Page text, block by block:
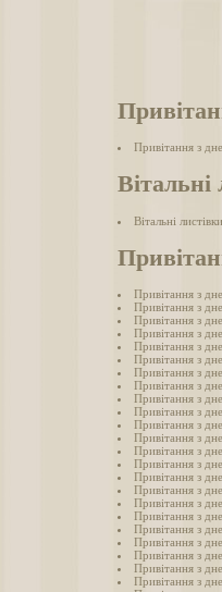
Привітання з
Вітальні
Вітальні
Привітання з
Привітання з
Привітання з
Привітання з
Привітання з
Привітання з
Привітання з
Привітання з
Привітання з
Привітання з
Привітання з
Привітання з
Привітання з
Привітання з
Привітання з
Привітання з
Привітання з
Привітання з
Привітання з
Привітання з
Привітання з
Привітання з
Привітання з